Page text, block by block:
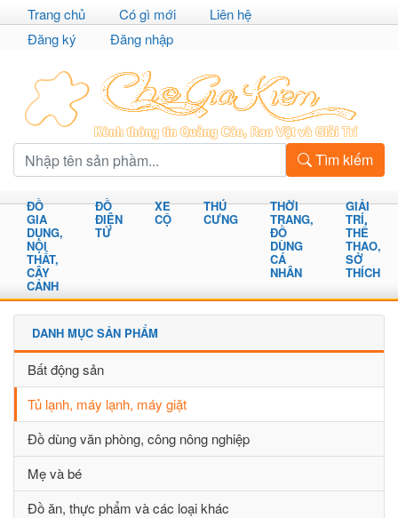
Trang chủ Có gì mới
Liên hệ
Đăng ký
Đăng nhập
Tìm kiếm
ĐỒ
GIA
DỤNG,
NỘI
THẤT,
CÂY
CẢNH
ĐỒ
ĐIỆN
TỬ
XE
CỘ
THÚ
CƯNG
THỜI
TRANG,
ĐỒ
DÙNG
CÁ
NHÂN
GIẢI
TRÍ,
THỂ
THAO,
SỞ
THÍCH
DANH MỤC SẢN PHẨM
Bất động sản
Tủ lạnh, máy lạnh, máy giặt
Đồ dùng văn phòng, công nông nghiệp
Mẹ và bé
Đồ ăn, thực phẩm và các loại khác